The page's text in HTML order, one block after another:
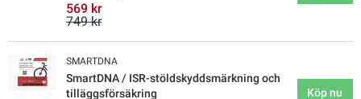
569 kr
749 kr
SMARTDNA
SmartDNA / ISR-stöldskyddsmärkning och
tilläggsförsäkring
Köp nu